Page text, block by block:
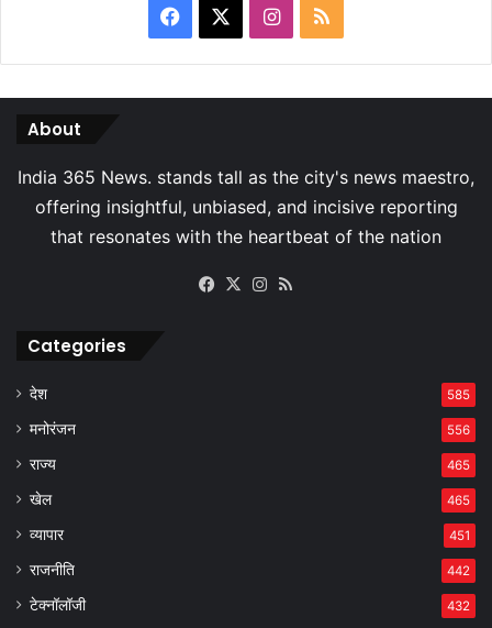
Facebook Instagram
RSS
About
Facebook
X Instagram
Categories
देश 585
मनोरंजन 556
राज्य 465
खेल 465
व्यापार 451
राजनीति 442
टेक्नॉलॉजी 432